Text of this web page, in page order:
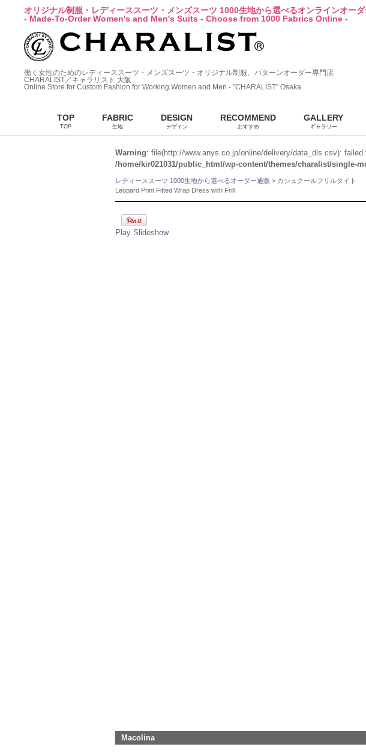
オリジナル制服・レディーススーツ・メンズスーツ 1000生地から選べるオンラインオー
- Made-To-Order Women's and Men's Suits - Choose from 1000 Fabrics Online -
働く女性のためのレディーススーツ・メンズスーツ・オリジナル制服、パターンオーダー専門店
CHARALIST／キャラリスト 大阪
Online Store for Custom Fashion for Working Women and Men - "CHARALIST" Osaka
TOP
TOP
FABRIC
生地
DESIGN
デザイン
RECOMMEND
おすすめ
GALLERY
ギャラリー
Warning: file(http://www.anys.co.jp/online/delivery/data_dls.csv):
/home/kir021031/public_html/wp-content/themes/charalist/single-
レディーススーツ 1000生地から選べるオーダー通販 > カシュクールフリルタイト
Leopard Print Fitted Wrap Dress with Frill
Play Slideshow
Macolina